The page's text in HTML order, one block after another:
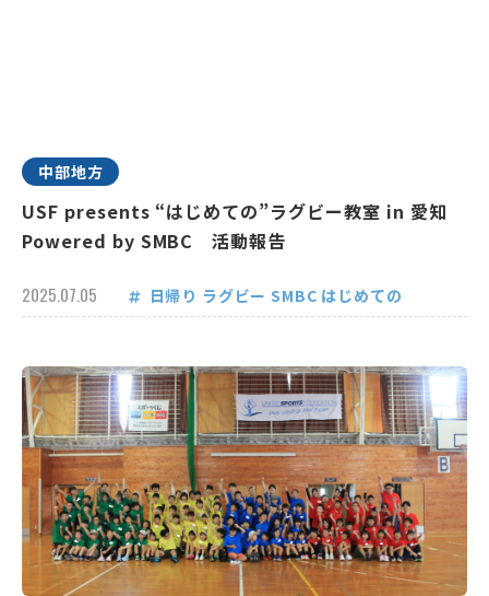
中部地方
USF presents “はじめての”ラグビー教室 in 愛知
Powered by SMBC 活動報告
2025.07.05 日帰り ラグビー SMBC はじめての